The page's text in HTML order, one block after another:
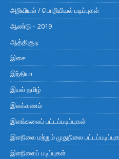
அறிவியல் / பொறியியல் படிப்புகள்
ஆண்டு – 2019
ஆத்திசூடி
இசை
இந்தியா
இயல் தமிழ்
இலக்கணம்
இளங்கலைப் பட்டப்படிப்புகள்
இளநிலை மற்றும் முதுநிலை
இளநிலைப் படிப்புகள்